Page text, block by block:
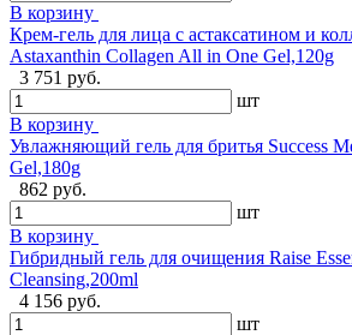
В корзину
Крем-гель для лица с астаксатином и
Astaxanthin Collagen All in One Gel,120g
3 751 руб.
шт
В корзину
Увлажняющий гель для бритья Success
Gel,180g
862 руб.
шт
В корзину
Гибридный гель для очищения Raise
Cleansing,200ml
4 156 руб.
шт